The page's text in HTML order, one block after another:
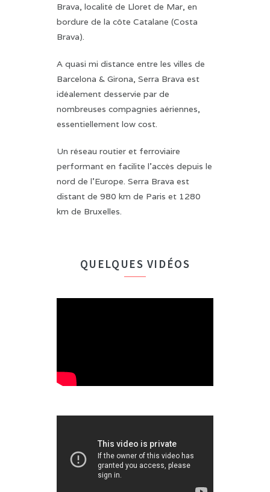
Brava, localité de Lloret de Mar, en
bordure de la côte Catalane (Costa
Brava).
A quasi mi distance entre les villes de
Barcelona & Girona, Serra Brava est
idéalement desservie par de
nombreuses compagnies aériennes,
essentiellement low cost.
Un réseau routier et ferroviaire
performant en facilite l'accès depuis le
nord de l'Europe. Serra Brava est
distant de 980 km de Paris et 1280
km de Bruxelles.
QUELQUES VIDÉOS